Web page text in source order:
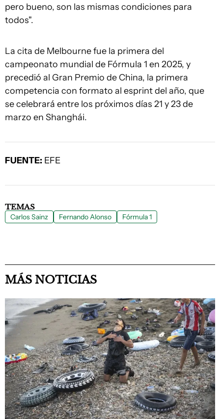
pero bueno, son las mismas condiciones para
todos".
La cita de Melbourne fue la primera del
campeonato mundial de Fórmula 1 en 2025, y
precedió al Gran Premio de China, la primera
competencia con formato al esprint del año, que
se celebrará entre los próximos días 21 y 23 de
marzo en Shanghái.
FUENTE: EFE
TEMAS
Carlos Sainz Fernando Alonso Fórmula 1
MÁS NOTICIAS